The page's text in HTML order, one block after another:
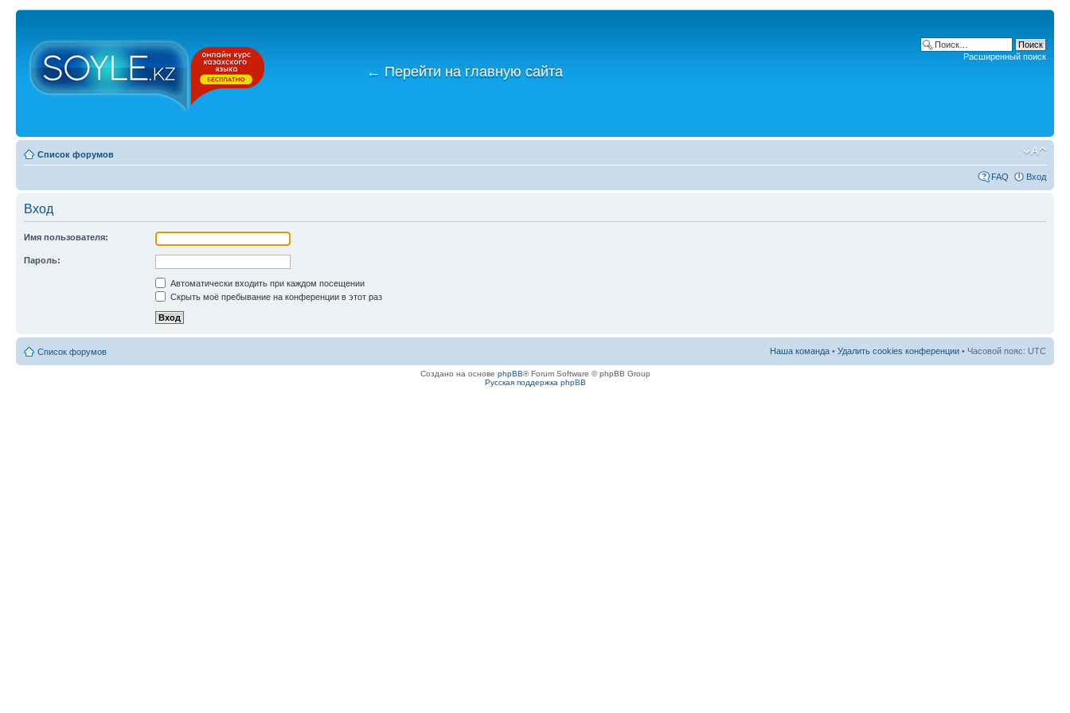
← Перейти на главную сайта
Расширенный поиск
Список форумов
FAQ Вход
Вход
Имя пользователя:
Пароль:
Автоматически входить при каждом посещении
Скрыть моё пребывание на конференции в этот раз
Список форумов Наша команда • Удалить cookies конференции • Часовой пояс: UTC
Создано на основе phpBB® Forum Software © phpBB Group
Русская поддержка phpBB